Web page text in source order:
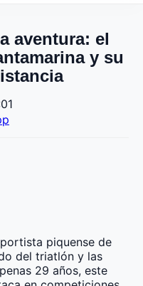
aventura: el
y su
piquense de
del triatlón y las
29 años, este